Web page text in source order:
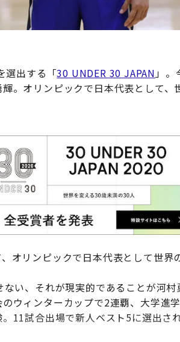
選出する「30 UNDER 30 JAPAN」。
。オリンピックで日本代表として、
オリンピックで日本代表として世界
い、それが現実的であることが河村
ウィンターカップで2連覇、大学進
11試合出場で新人ベスト5に選出さ